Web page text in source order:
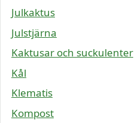
Julkaktus
Julstjärna
Kaktusar och suckulenter
Kål
Klematis
Kompost